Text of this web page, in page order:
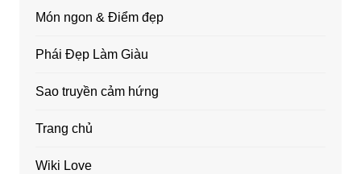
Món ngon & Điểm đẹp
Phái Đẹp Làm Giàu
Sao truyền cảm hứng
Trang chủ
Wiki Love